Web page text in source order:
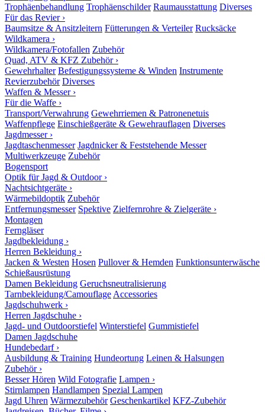
Trophäenbehandlung Trophäenschilder Raumausstattung Diverses
Für das Revier ›
Baumsitze & Ansitzleitern Fütterungen & Verteiler Rucksäcke
Wildkamera ›
Wildkamera/Fotofallen Zubehör
Quad, ATV & KFZ Zubehör ›
Gewehrhalter Befestigungssysteme & Winden Instrumente
Revierzubehör Diverses
Waffen & Messer ›
Für die Waffe ›
Transport/Verwahrung Gewehrriemen & Patronenetuis
Waffenpflege Einschießgeräte & Gewehrauflagen Diverses
Jagdmesser ›
Jagdtaschenmesser Jagdnicker & Feststehende Messer
Multiwerkzeuge Zubehör
Bogensport
Optik für Jagd & Outdoor ›
Nachtsichtgeräte ›
Wärmebildoptik Zubehör
Entfernungsmesser Spektive Zielfernrohre & Zielgeräte ›
Montagen
Ferngläser
Jagdbekleidung ›
Herren Bekleidung ›
Jacken & Westen Hosen Pullover & Hemden Funktionsunterwäsche
Schießausrüstung
Damen Bekleidung Geruchsneutralisierung
Tarnbekleidung/Camouflage Accessories
Jagdschuhwerk ›
Herren Jagdschuhe ›
Jagd- und Outdoorstiefel Winterstiefel Gummistiefel
Damen Jagdschuhe
Hundebedarf ›
Ausbildung & Training Hundeortung Leinen & Halsungen
Zubehör ›
Besser Hören Wild Fotografie Lampen ›
Stirnlampen Handlampen Spezial Lampen
Jagd Uhren Wärmezubehör Geschenkartikel KFZ-Zubehör